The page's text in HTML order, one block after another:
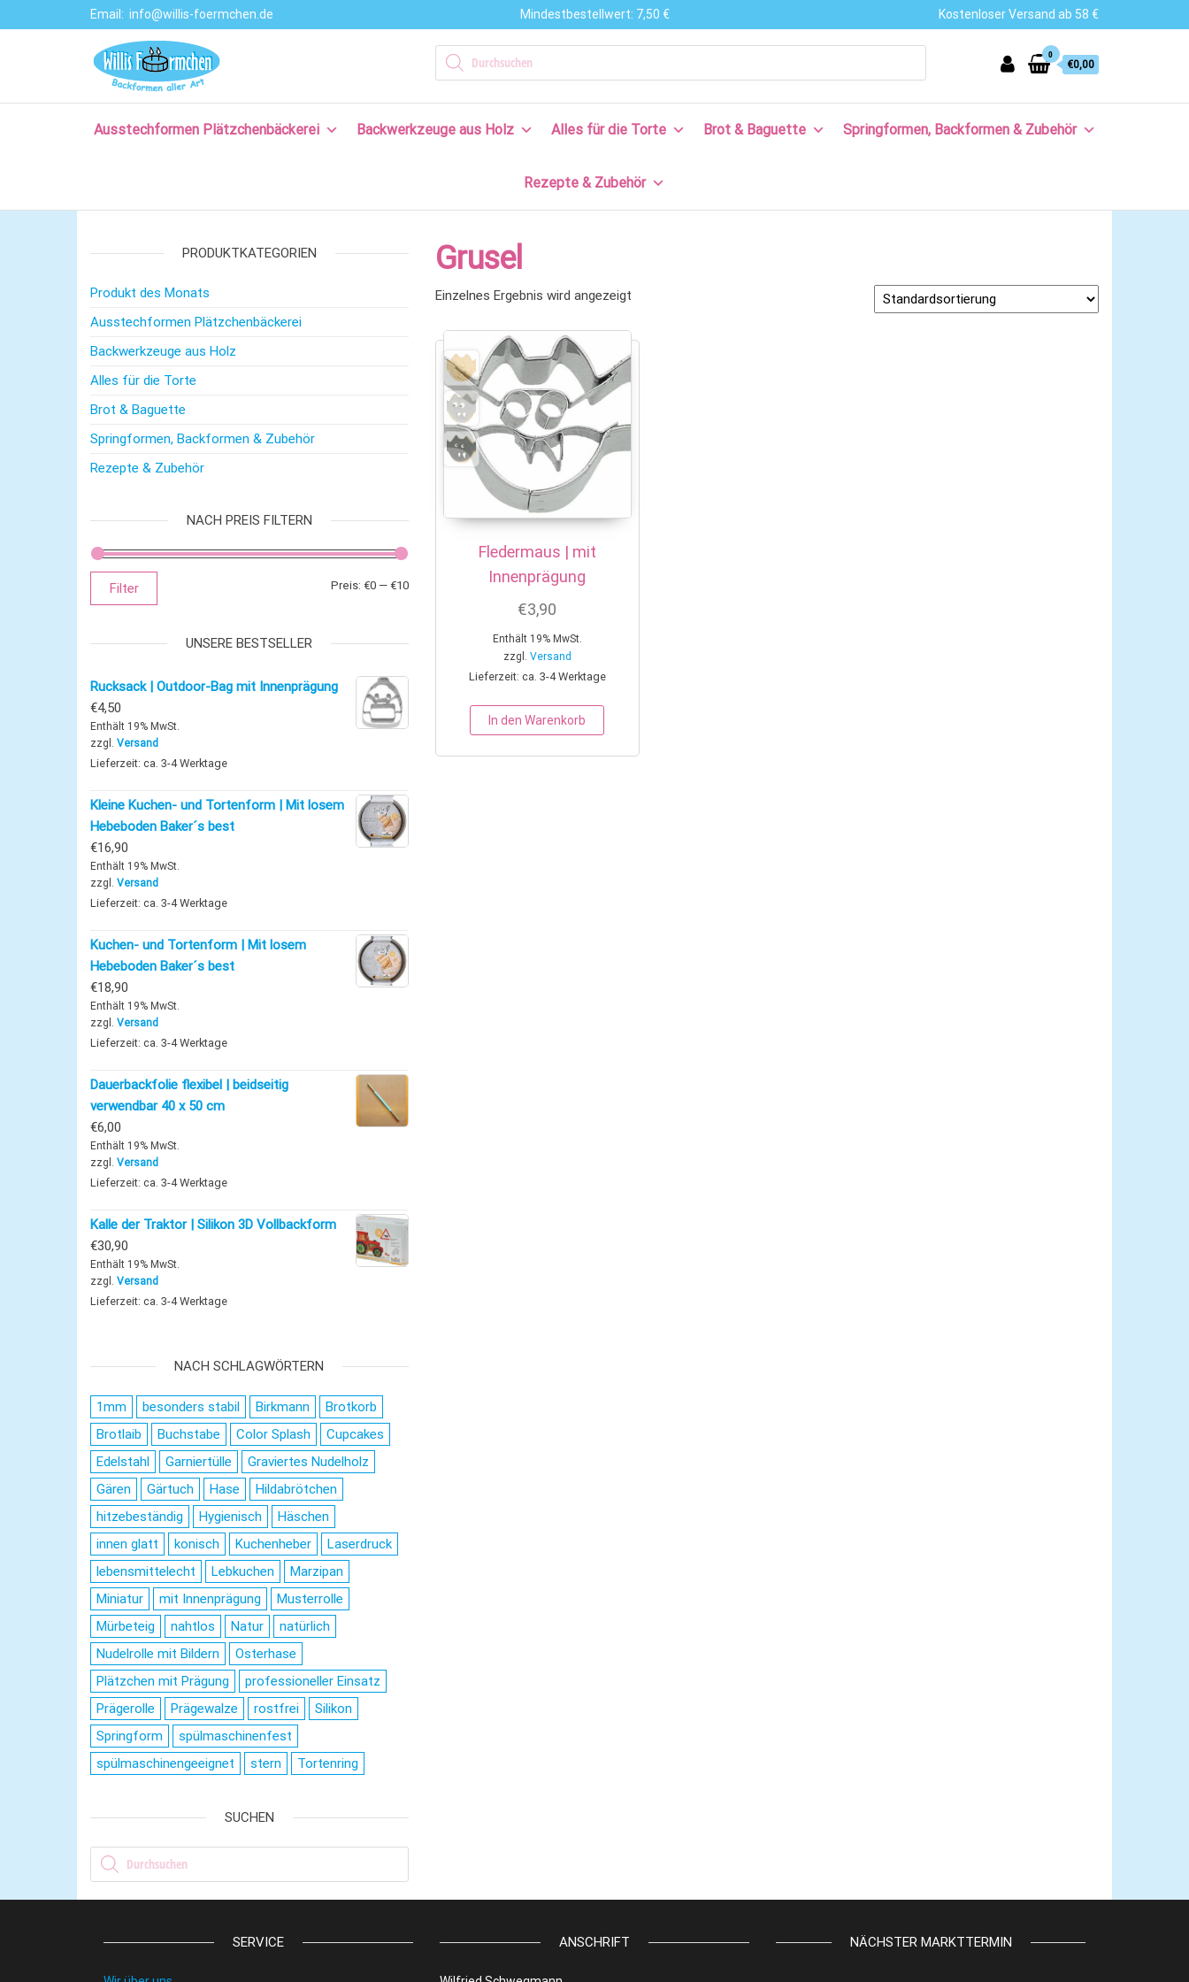
Email: info@willis-foermchen.de Mindestbestellwert: 7,50 € Kostenloser Versand ab 58 €
Ausstechformen
– Backformen
Große Auswahl
an
mit Rezepten
Products search
0
€0,00
Ausstechformen Plätzchenbäckerei Backwerkzeuge aus Holz Alles für die Torte Brot & Baguette Springformen, Backformen & Zubehör
Rezepte & Zubehör
Grusel
Einzelnes Ergebnis wird angezeigt
Fledermaus | mit
Innenprägung
€3,90
Enthält 19% MwSt.
zzgl. Versand
Lieferzeit: ca. 3-4 Werktage
In den Warenkorb
PRODUKTKATEGORIEN
Produkt des Monats
Ausstechformen Plätzchenbäckerei
Backwerkzeuge aus Holz
Alles für die Torte
Brot & Baguette
Springformen, Backformen & Zubehör
Rezepte & Zubehör
NACH PREIS FILTERN
Min. Preis
Max. Preis
Filter Preis: €0— €10
UNSERE BESTSELLER
Rucksack | Outdoor-Bag mit Innenprägung
€4,50
Enthält 19% MwSt.
zzgl. Versand
Lieferzeit: ca. 3-4 Werktage
Kleine Kuchen- und Tortenform | Mit losem
Hebeboden Baker´s best
€16,90
Enthält 19% MwSt.
zzgl. Versand
Lieferzeit: ca. 3-4 Werktage
Kuchen- und Tortenform | Mit losem
Hebeboden Baker´s best
€18,90
Enthält 19% MwSt.
zzgl. Versand
Lieferzeit: ca. 3-4 Werktage
Dauerbackfolie flexibel | beidseitig
verwendbar 40 x 50 cm
€6,00
Enthält 19% MwSt.
zzgl. Versand
Lieferzeit: ca. 3-4 Werktage
Kalle der Traktor | Silikon 3D Vollbackform
€30,90
Enthält 19% MwSt.
zzgl. Versand
Lieferzeit: ca. 3-4 Werktage
NACH SCHLAGWÖRTERN
1mm besonders stabil Birkmann
Brotkorb
Brotlaib
Buchstabe Color Splash
Cupcakes
Edelstahl
Garniertülle
Graviertes Nudelholz
Gären
Gärtuch Hase
Hildabrötchen
hitzebeständig
Hygienisch
Häschen
innen glatt
konisch Kuchenheber
Laserdruck
lebensmittelecht
Lebkuchen
Marzipan
Miniatur
mit Innenprägung
Musterrolle
Mürbeteig
nahtlos Natur
natürlich
Nudelrolle mit Bildern
Osterhase
Plätzchen mit Prägung
professioneller Einsatz
Prägerolle
Prägewalze rostfrei
Silikon
Springform
spülmaschinenfest
spülmaschinengeeignet
stern Tortenring
SUCHEN
Products search
SERVICE ANSCHRIFT NÄCHSTER MARKTTERMIN